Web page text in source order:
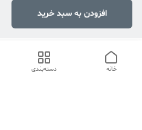
افزودن به سبد خرید
دسته‌بندی خانه